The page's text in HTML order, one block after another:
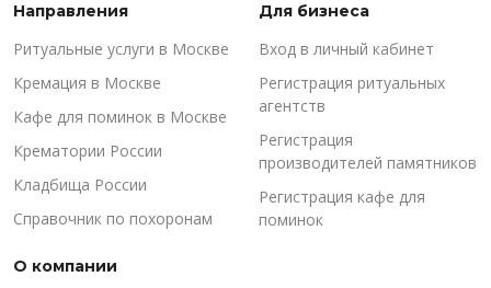
Направления
Ритуальные услуги в Москве
Кремация в Москве
Кафе для поминок в Москве
Крематории России
Кладбища России
Справочник по похоронам
Для бизнеса
Вход в личный кабинет
Регистрация ритуальных
агентств
Регистрация
производителей памятников
Регистрация кафе для
поминок
О компании